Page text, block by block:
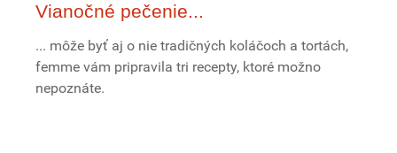
Vianočné pečenie...
... môže byť aj o nie tradičných koláčoch a tortách,
femme vám pripravila tri recepty, ktoré možno
nepoznáte.